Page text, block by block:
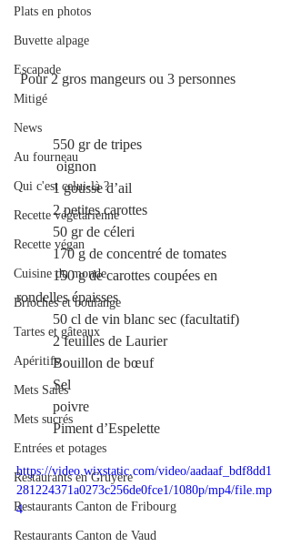
Plats en photos
Buvette alpage
Escapade
Mitigé
News
Au fourneau
Qui c'est celui-là ?
Recette végétarienne
Recette végan
Cuisine du monde
Brioches et boulange
Tartes et gâteaux
Apéritifs
Mets Salés
Mets sucrés
Entrées et potages
Restaurants en Gruyère
Restaurants Canton de Fribourg
Restaurants Canton de Vaud
Pour 2 gros mangeurs ou 3 personnes
	550 gr de tripes
	 oignon
	1 gousse d’ail
	2 petites carottes
          50 gr de céleri
	170 g de concentré de tomates
	150 g de carottes coupées en
rondelles épaisses
	50 cl de vin blanc sec (facultatif)
	2 feuilles de Laurier
	Bouillon de bœuf
	Sel
	poivre
	Piment d’Espelette
https://video.wixstatic.com/video/aadaaf_bdf8dd1
281224371a0273c256de0fce1/1080p/mp4/file.mp
4